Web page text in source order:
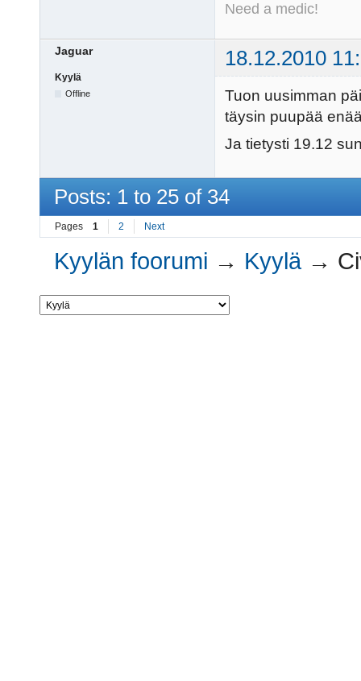
Need a medic!
Jaguar 18.12.2010
Kyylä
Offline
Tuon uusimman
täysin puupää
Ja tietysti 19.12
Posts: 1 to 25 of 34
Pages 1 2 Next
Kyylän foorumi → Kyylä →